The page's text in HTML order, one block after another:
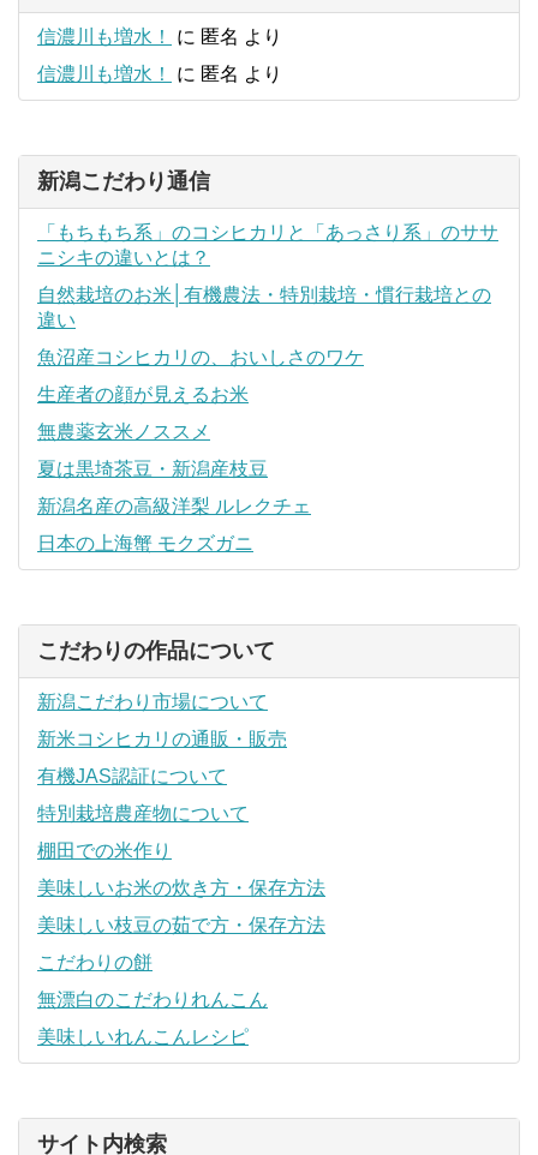
信濃川も増水！ に 匿名 より
信濃川も増水！
に 匿名 より
新潟こだわり通信
「もちもち系」のコシヒカリと「あっさり系」のササ
ニシキの違いとは？
自然栽培のお米│有機農法・特別栽培・慣行栽培との
違い
魚沼産コシヒカリの、おいしさのワケ
生産者の顔が見えるお米
無農薬玄米ノススメ
夏は黒埼茶豆・新潟産枝豆
新潟名産の高級洋梨 ルレクチェ
日本の上海蟹 モクズガニ
こだわりの作品について
新潟こだわり市場について
新米コシヒカリの通販・販売
有機JAS認証について
特別栽培農産物について
棚田での米作り
美味しいお米の炊き方・保存方法
美味しい枝豆の茹で方・保存方法
こだわりの餅
無漂白のこだわりれんこん
美味しいれんこんレシピ
サイト内検索